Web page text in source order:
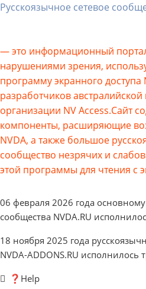
Русскоязычное сетевое
— это информационный
нарушениями зрения,
программу экранного доступа
разработчиков
организации NV Access.Сайт
компоненты, расширяющие
NVDA, а также большое
сообщество незрячих и
этой программы для чтения с
06 февраля 2026 года
сообщества NVDA.RU
18 ноября 2025 года
NVDA-ADDONS.RU исполнилось
❓Help